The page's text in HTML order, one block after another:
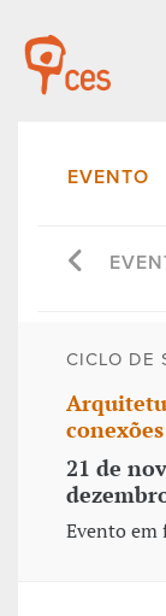
EVENTO
CICLO DE
21 de
Evento